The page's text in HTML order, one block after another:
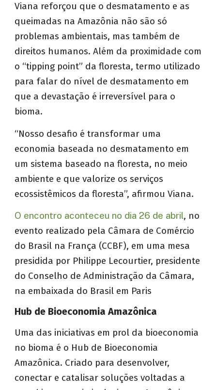
Viana reforçou que o desmatamento e as
queimadas na Amazônia não são só
problemas ambientais, mas também de
direitos humanos. Além da proximidade com
o “tipping point” da floresta, termo utilizado
para falar do nível de desmatamento em
que a devastação é irreversível para o
bioma.
“Nosso desafio é transformar uma
economia baseada no desmatamento em
um sistema baseado na floresta, no meio
ambiente e que valorize os serviços
ecossistêmicos da floresta”, afirmou Viana.
O encontro aconteceu no dia 26 de abril, no
evento realizado pela Câmara de Comércio
do Brasil na França (CCBF), em uma mesa
presidida por Philippe Lecourtier, presidente
do Conselho de Administração da Câmara,
na embaixada do Brasil em Paris
Hub de Bioeconomia Amazônica
Uma das iniciativas em prol da bioeconomia
no bioma é o Hub de Bioeconomia
Amazônica. Criado para desenvolver,
conectar e catalisar soluções voltadas a